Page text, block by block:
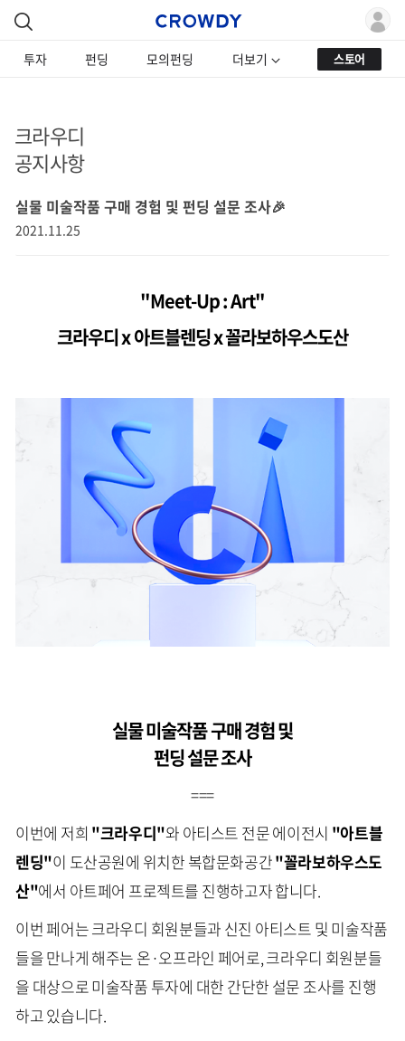
투자 펀딩 모의펀딩 더보기 스토어
크라우디
공지사항
실물 미술작품 구매 경험 및 펀딩 설문 조사🎉
2021.11.25
"Meet-Up : Art"
크라우디 x 아트블렌딩 x 꼴라보하우스도산
실물 미술작품 구매 경험 및
펀딩 설문 조사
===
이번에 저희 "크라우디"와 아티스트 전문 에이전시 "아트블
렌딩"이 도산공원에 위치한 복합문화공간"꼴라보하우스도
산"에서 아트페어 프로젝트를 진행하고자 합니다.
이번 페어는 크라우디 회원분들과 신진 아티스트 및 미술작품
들을 만나게 해주는 온·오프라인 페어로, 크라우디 회원분들
을 대상으로 미술작품 투자에 대한 간단한 설문 조사를 진행
하고 있습니다.